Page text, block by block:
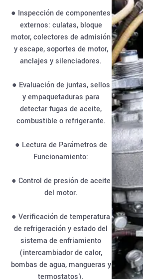
● Inspección de componentes
externos: culatas, bloque
motor, colectores de admisión
y escape, soportes de motor,
anclajes y silenciadores.
● Evaluación de juntas, sellos
y empaquetaduras para
detectar fugas de aceite,
combustible o refrigerante.
● Lectura de Parámetros de
Funcionamiento:
● Control de presión de aceite
del motor.
● Verificación de temperatura
de refrigeración y estado del
sistema de enfriamiento
(intercambiador de calor,
bombas de agua, mangueras y
termostatos).